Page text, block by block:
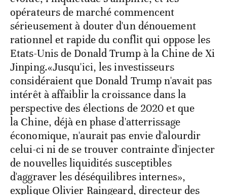
opérateurs de marché commencent
sérieusement à douter d'un dénouement
rationnel et rapide du conflit qui oppose les
Etats-Unis de Donald Trump à la Chine de Xi
Jinping.«Jusqu'ici, les investisseurs
considéraient que Donald Trump n'avait pas
intérêt à affaiblir la croissance dans la
perspective des élections de 2020 et que
la Chine, déjà en phase d'atterrissage
économique, n'aurait pas envie d'alourdir
celui-ci ni de se trouver contrainte d'injecter
de nouvelles liquidités susceptibles
d'aggraver les déséquilibres internes»,
explique Olivier Raingeard, directeur des